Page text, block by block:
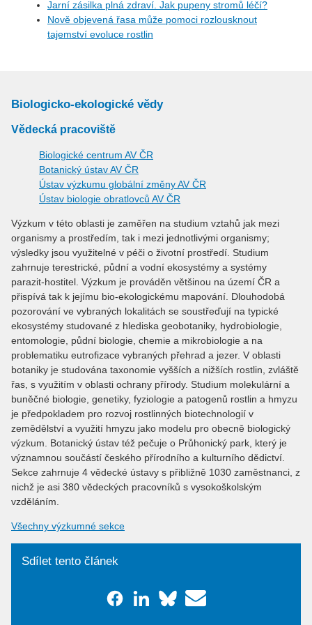
Jarní zásilka plná zdraví. Jak pupeny stromů léčí?
Nově objevená řasa může pomoci rozlousknout
tajemství evoluce rostlin
Biologicko-ekologické vědy
Vědecká pracoviště
Biologické centrum AV ČR
Botanický ústav AV ČR
Ústav výzkumu globální změny AV ČR
Ústav biologie obratlovců AV ČR
Výzkum v této oblasti je zaměřen na studium vztahů jak mezi
organismy a prostředím, tak i mezi jednotlivými organismy;
výsledky jsou využitelné v péči o životní prostředí. Studium
zahrnuje terestrické, půdní a vodní ekosystémy a systémy
parazit-hostitel. Výzkum je prováděn většinou na území ČR a
přispívá tak k jejímu bio-ekologickému mapování. Dlouhodobá
pozorování ve vybraných lokalitách se soustřeďují na typické
ekosystémy studované z hlediska geobotaniky, hydrobiologie,
entomologie, půdní biologie, chemie a mikrobiologie a na
problematiku eutrofizace vybraných přehrad a jezer. V oblasti
botaniky je studována taxonomie vyšších a nižších rostlin, zvláště
řas, s využitím v oblasti ochrany přírody. Studium molekulární a
buněčné biologie, genetiky, fyziologie a patogenů rostlin a hmyzu
je předpokladem pro rozvoj rostlinných biotechnologií v
zemědělství a využití hmyzu jako modelu pro obecně biologický
výzkum. Botanický ústav též pečuje o Průhonický park, který je
významnou součástí českého přírodního a kulturního dědictví.
Sekce zahrnuje 4 vědecké ústavy s přibližně 1030 zaměstnanci, z
nichž je asi 380 vědeckých pracovníků s vysokoškolským
vzděláním.
Všechny výzkumné sekce
Sdílet tento článek